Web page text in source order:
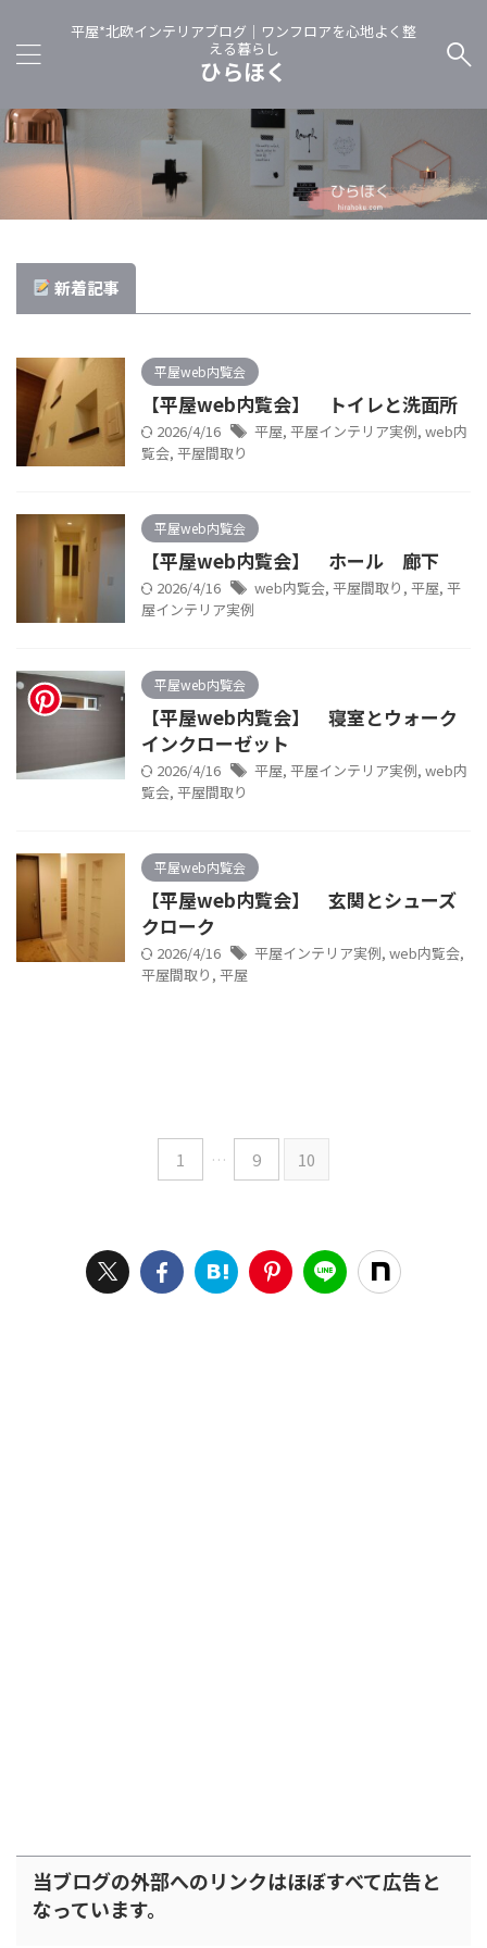
平屋*北欧インテリアブログ｜ワンフロアを心地よく整
える暮らし
ひらほく
新着記事
平屋web内覧会
【平屋web内覧会】 トイレと洗面所
2026/4/16 平屋, 平屋インテリア実例, web内
覧会, 平屋間取り
平屋web内覧会
【平屋web内覧会】 ホール 廊下
2026/4/16 web内覧会, 平屋間取り , 平屋, 平
屋インテリア実例
平屋web内覧会
【平屋web内覧会】 寝室とウォーク
インクローゼット
2026/4/16 平屋, 平屋インテリア実例, web内
覧会, 平屋間取り
平屋web内覧会
【平屋web内覧会】 玄関とシューズ
クローク
2026/4/16 平屋インテリア実例, web内覧会,
平屋間取り , 平屋
1 … 9 10
当ブログの外部へのリンクはほぼすべて広告と
なっています。